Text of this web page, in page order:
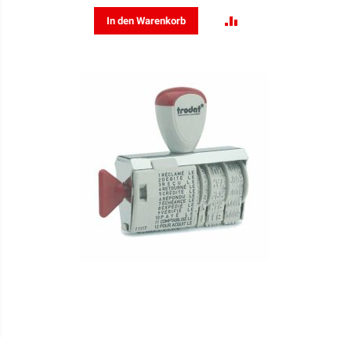
In den Warenkorb